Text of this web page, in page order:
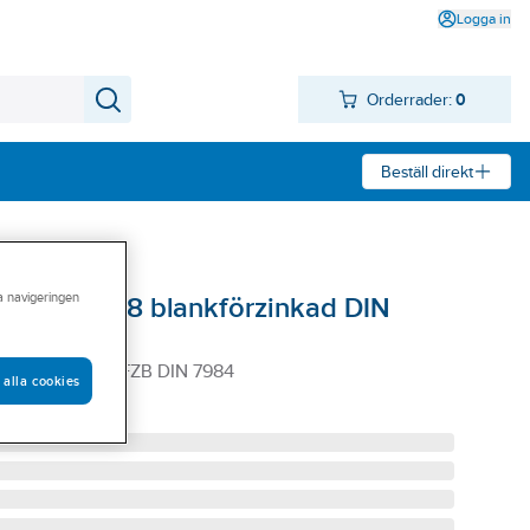
Logga in
Orderrader: 0
Beställ direkt
8.8 blankförzinkad DIN
8.8 12X40 FZB DIN 7984
navigeringen
alla cookies